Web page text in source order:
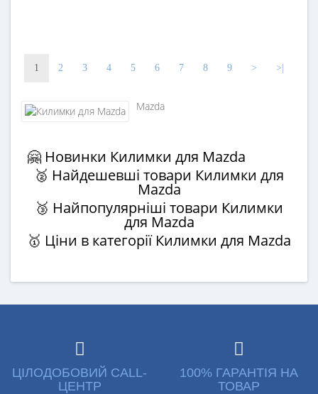
1 2 3 4 5 6 7 8 9 > >|
Mazda
🤗 Новинки Килимки для Mazda
🥈 Найдешевші товари Килимки для
Mazda
🥉 Найпопулярніші товари Килимки
для Mazda
🥇 Ціни в категорії Килимки для Mazda
ЦІЛОДОБОВИЙ CALL-
ЦЕНТР
100% ГАРАНТІЯ НА
ТОВАР